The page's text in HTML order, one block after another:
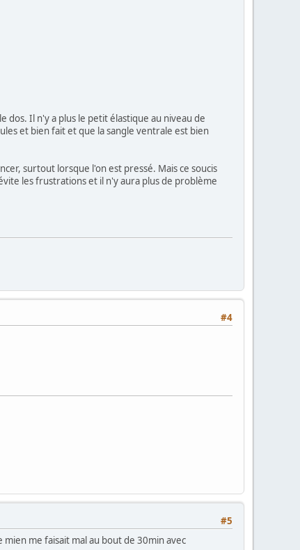
dos. Il n'y a plus le petit élastique au niveau de
et bien fait et que la sangle ventrale est bien
surtout lorsque l'on est pressé. Mais ce soucis
les frustrations et il n'y aura plus de problème
#4
#5
mien me faisait mal au bout de 30min avec